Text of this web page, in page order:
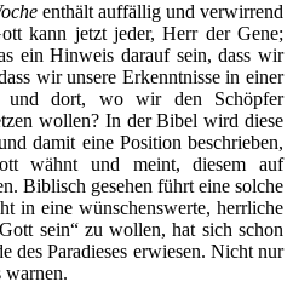
enthält auffällig und verwirrend
kann jetzt jeder, Herr der Gene;
ein Hinweis darauf sein, dass wir
wir unsere Erkenntnisse in einer
und dort, wo wir den Schöpfer
wollen? In der Bibel wird diese
damit eine Position beschrieben,
wähnt und meint, diesem auf
Biblisch gesehen führt eine solche
in eine wünschenswerte, herrliche
sein“ zu wollen, hat sich schon
des Paradieses erwiesen. Nicht nur
warnen.